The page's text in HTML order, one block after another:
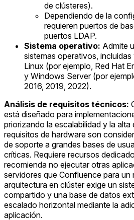
de clústeres).
Dependiendo de la
requieren puertos de
puertos LDAP.
Sistema operativo: Admite
sistemas operativos,
Linux (por ejemplo, Red Hat
y Windows Server (por
2016, 2019, 2022).
Análisis de requisitos técnicos:
está diseñado para
priorizando la escalabilidad y la alta
requisitos de hardware son
de soporte a grandes bases de
críticas. Requiere recursos
recomienda no ejecutar otras
servidores que Confluence para un
arquitectura en clúster exige un
compartido y una base de datos
escalado horizontal mediante la
aplicación.